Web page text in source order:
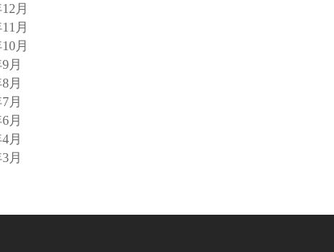
月
月
月
月
月
月
月
月
月